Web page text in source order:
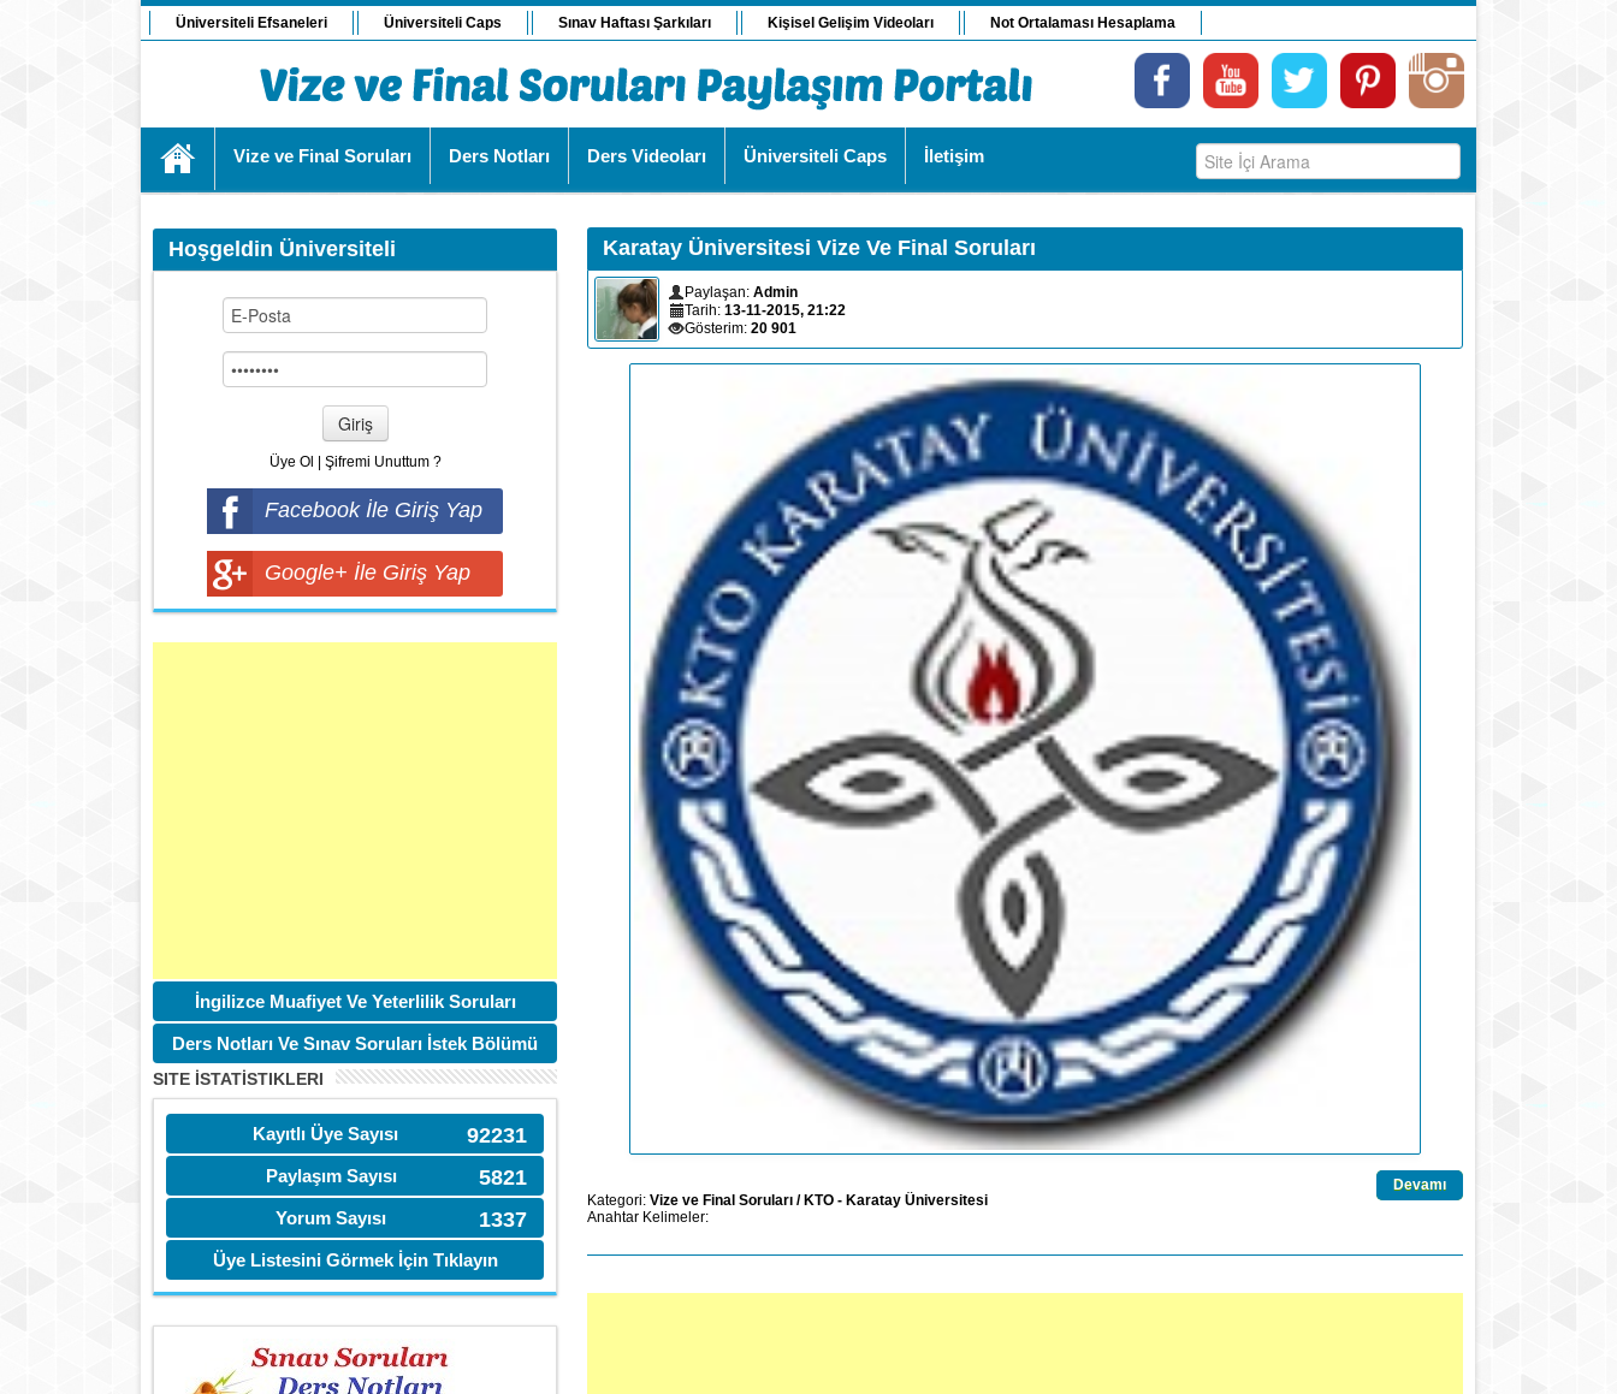
Üniversiteli Efsaneleri Üniversiteli Caps Sınav Haftası Şarkıları Kişisel Gelişim Videoları Not Ortalaması Hesaplama
Vize ve Final Soruları Ders Notları Ders Videoları Üniversiteli Caps İletişim
Hoşgeldin Üniversiteli
Giriş
Üye Ol Şifremi Unuttum ?
Facebook İle Giriş Yap
Google+ İle Giriş Yap
İngilizce Muafiyet Ve Yeterlilik Soruları
Ders Notları Ve Sınav Soruları İstek Bölümü
SITE İSTATİSTIKLERI
92231
Kayıtlı Üye Sayısı
5821
Paylaşım Sayısı
1337
Yorum Sayısı
Üye Listesini Görmek İçin Tıklayın
Karatay Üniversitesi Vize Ve Final Soruları
Paylaşan: Admin
Tarih: 13-11-2015, 21:22
Gösterim: 20 901
Devamı
Kategori: Vize ve Final Soruları / KTO - Karatay Üniversitesi
Anahtar Kelimeler: